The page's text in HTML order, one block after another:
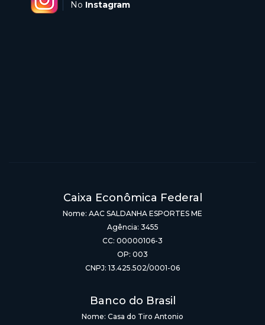
No Instagram
Caixa Econômica Federal
Nome: AAC SALDANHA ESPORTES ME
Agência: 3455
CC: 00000106-3
OP: 003
CNPJ: 13.425.502/0001-06
Banco do Brasil
Nome: Casa do Tiro Antonio